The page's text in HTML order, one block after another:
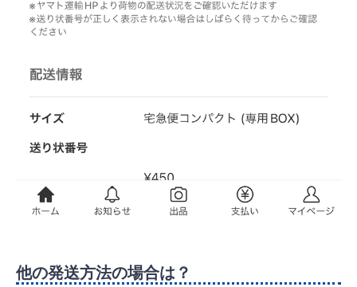
他の発送方法の場合は？